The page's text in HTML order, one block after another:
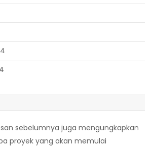
sebelumnya juga mengungkapkan
proyek yang akan memulai